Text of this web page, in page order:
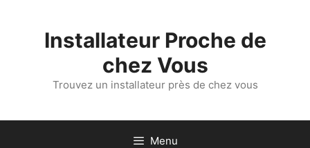
Installateur Proche de
chez Vous
Trouvez un installateur près de chez vous
Menu